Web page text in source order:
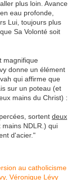
plus loin. Avance
eau profonde,
Lui, toujours plus
Sa Volonté soit
magnifique
donne un élément
qui affirme que
sur un poteau (et
mains du Christ) :
sortent deux
mains NDLR.) qui
d'acier."